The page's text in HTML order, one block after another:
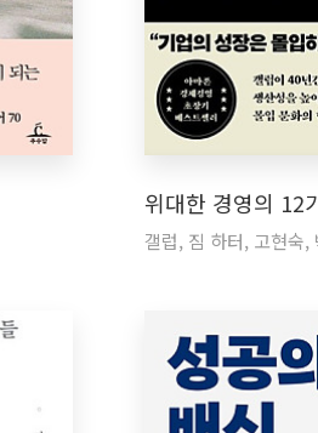
위대한 경영의 12
갤럽, 짐 하터, 고현숙